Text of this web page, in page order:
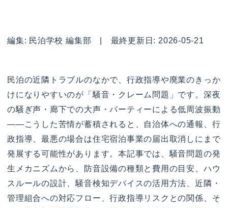
編集: 民泊学校 編集部 | 最終更新日: 2026-05-21
民泊の近隣トラブルのなかで、行政指導や廃業のきっか
けになりやすいのが「騒音・クレーム問題」です。深夜
の騒ぎ声・廊下での大声・パーティーによる低周波振動
——こうした苦情が蓄積されると、自治体への通報、行
政指導、最悪の場合は住宅宿泊事業の届出取消しにまで
発展する可能性があります。本記事では、騒音問題の発
生メカニズムから、防音設備の種類と費用の目安、ハウ
スルールの設計、騒音検知デバイスの活用方法、近隣・
管理組合への対応フロー、行政指導リスクとの関係、そ